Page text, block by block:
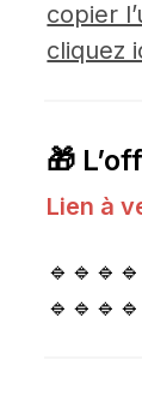
copier
cliquez
🎁
Lien à